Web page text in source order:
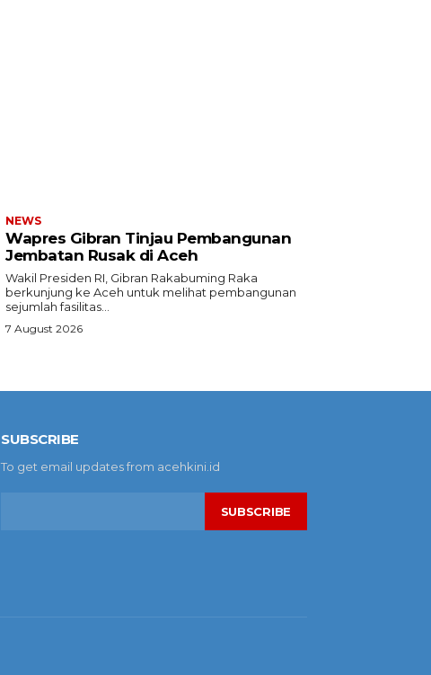
NEWS
Wapres Gibran Tinjau Pembangunan
Jembatan Rusak di Aceh
Wakil Presiden RI, Gibran Rakabuming Raka
berkunjung ke Aceh untuk melihat pembangunan
sejumlah fasilitas...
7 August 2026
SUBSCRIBE
To get email updates from acehkini.id
SUBSCRIBE